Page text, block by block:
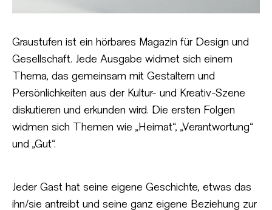
Graustufen ist ein hörbares Magazin für Design und
Gesellschaft. Jede Ausgabe widmet sich einem
Thema, das gemeinsam mit Gestaltern und
Persönlichkeiten aus der Kultur- und Kreativ-Szene
diskutieren und erkunden wird. Die ersten Folgen
widmen sich Themen wie „Heimat“, „Verantwortung“
und „Gut“.
Jeder Gast hat seine eigene Geschichte, etwas das
ihn/sie antreibt und seine ganz eigene Beziehung zur